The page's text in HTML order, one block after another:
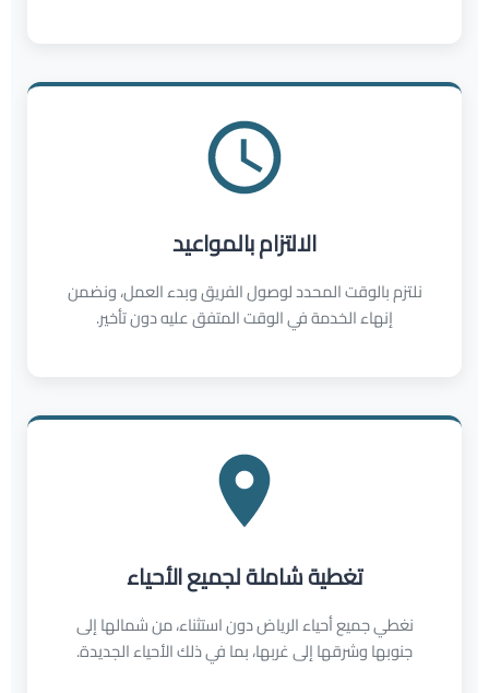
الالتزام بالمواعيد
نلتزم بالوقت المحدد لوصول الفريق وبدء العمل، ونضمن
إنهاء الخدمة في الوقت المتفق عليه دون تأخير.
تغطية شاملة لجميع الأحياء
نغطي جميع أحياء الرياض دون استثناء، من شمالها إلى
جنوبها وشرقها إلى غربها، بما في ذلك الأحياء الجديدة.